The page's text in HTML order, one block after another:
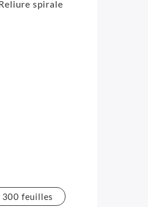
spirale
300 feuilles